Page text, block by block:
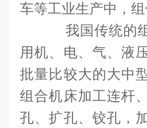
车等工业生产中，
我国传统的
用机、电、气、液
批量比较大的大中
组合机床加工连杆
孔、扩孔、铰孔，